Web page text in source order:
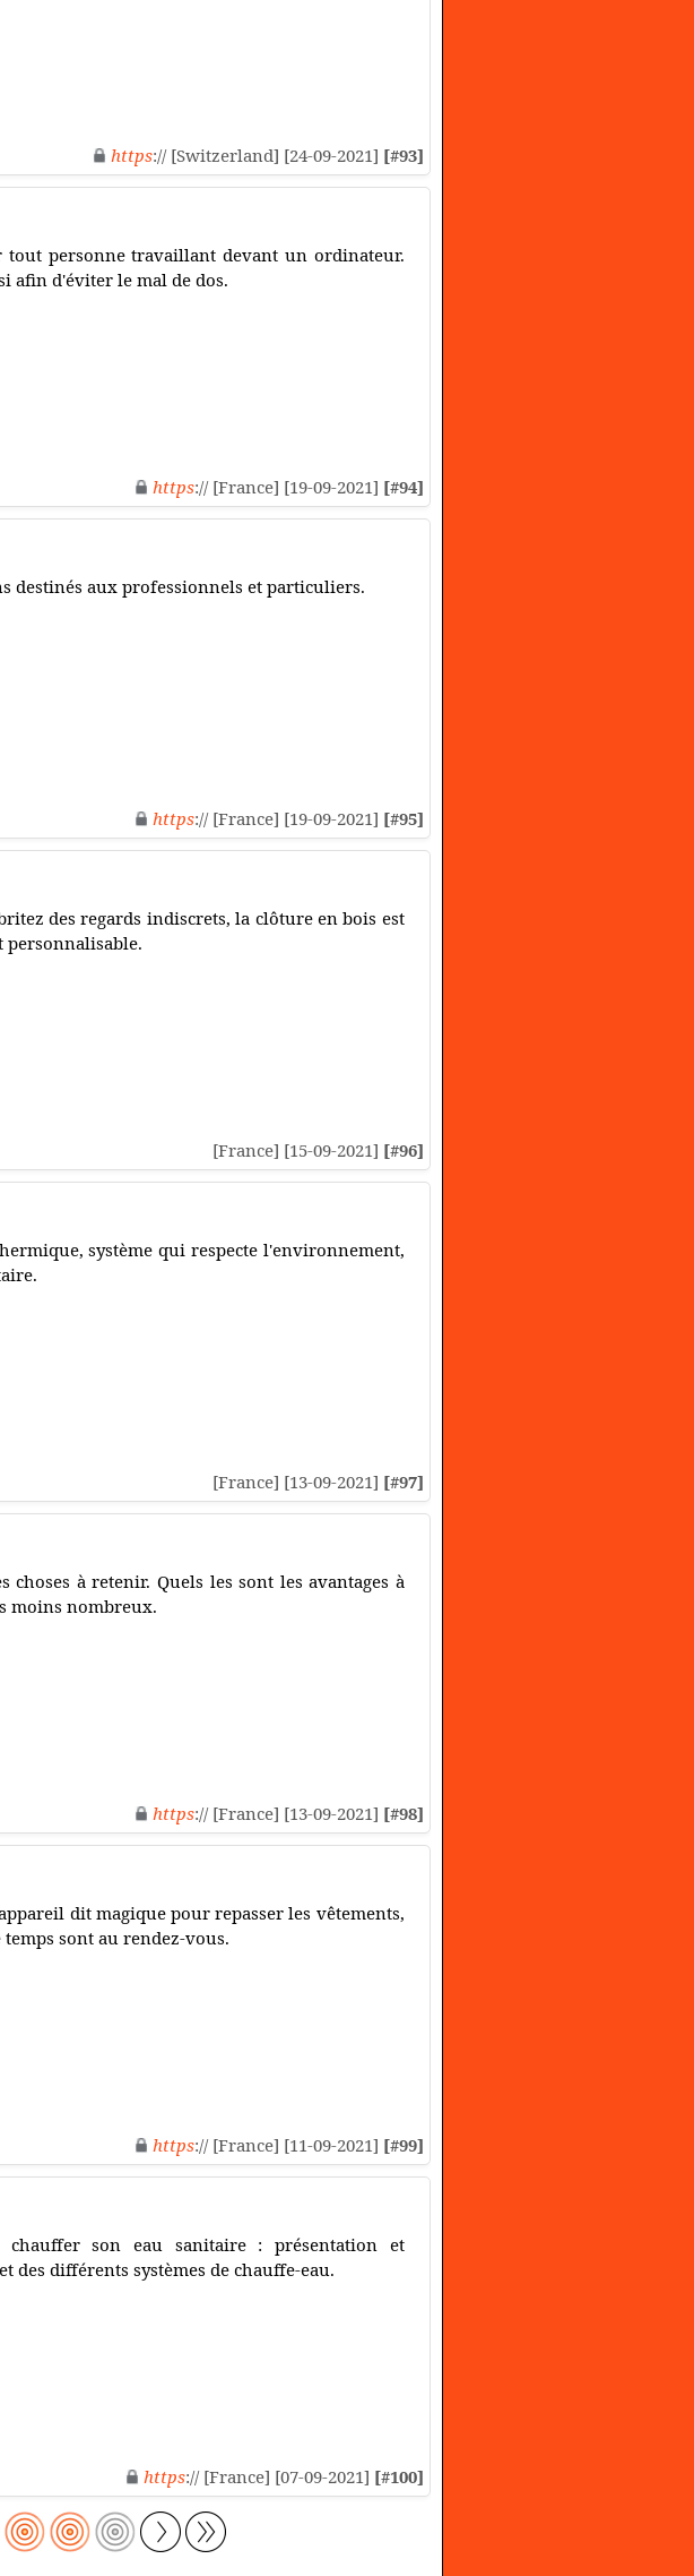
https:// [Switzerland] [24-09-2021] [#93]
personne travaillant devant un ordinateur.
afin d'éviter le mal de dos.
https:// [France] [19-09-2021] [#94]
destinés aux professionnels et particuliers.
https:// [France] [19-09-2021] [#95]
des regards indiscrets, la clôture en bois est
[France] [15-09-2021] [#96]
système qui respecte l'environnement,
[France] [13-09-2021] [#97]
à retenir. Quels les sont les avantages à
moins nombreux.
https:// [France] [13-09-2021] [#98]
dit magique pour repasser les vêtements,
sont au rendez-vous.
https:// [France] [11-09-2021] [#99]
son eau sanitaire : présentation et
des différents systèmes de chauffe-eau.
https:// [France] [07-09-2021] [#100]